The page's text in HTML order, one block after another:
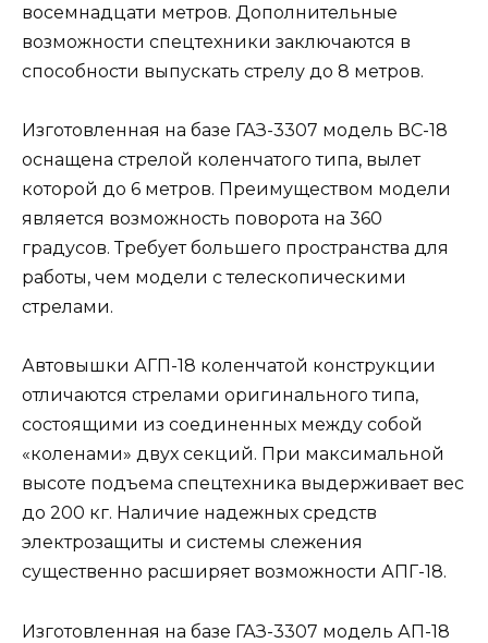
восемнадцати метров. Дополнительные
возможности спецтехники заключаются в
способности выпускать стрелу до 8 метров.
Изготовленная на базе ГАЗ-3307 модель ВС-18
оснащена стрелой коленчатого типа, вылет
которой до 6 метров. Преимуществом модели
является возможность поворота на 360
градусов. Требует большего пространства для
работы, чем модели с телескопическими
стрелами.
Автовышки АГП-18 коленчатой конструкции
отличаются стрелами оригинального типа,
состоящими из соединенных между собой
«коленами» двух секций. При максимальной
высоте подъема спецтехника выдерживает вес
до 200 кг. Наличие надежных средств
электрозащиты и системы слежения
существенно расширяет возможности АПГ-18.
Изготовленная на базе ГАЗ-3307 модель АП-18